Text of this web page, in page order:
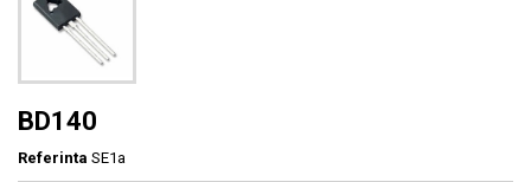
BD140
Referinta SE1a